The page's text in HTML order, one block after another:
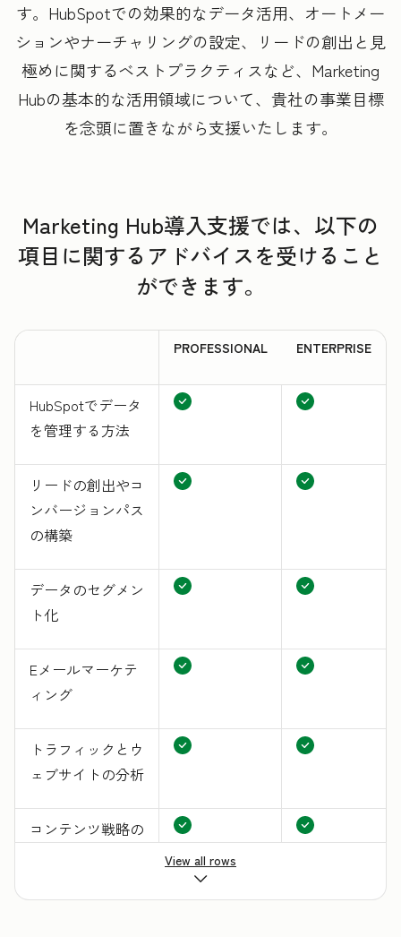
す。HubSpotでの効果的なデータ活用、オートメー
ションやナーチャリングの設定、リードの創出と見
極めに関するベストプラクティスなど、Marketing
Hubの基本的な活用領域について、貴社の事業目標
を念頭に置きながら支援いたします。
Marketing Hub導入支援では、以下の
項目に関するアドバイスを受けること
ができます。
PROFESSIONAL ENTERPRISE
HubSpotでデータ
を管理する方法
リードの創出やコ
ンバージョンパス
の構築
データのセグメン
ト化
Eメールマーケテ
ィング
トラフィックとウ
ェブサイトの分析
コンテンツ戦略の
View all rows